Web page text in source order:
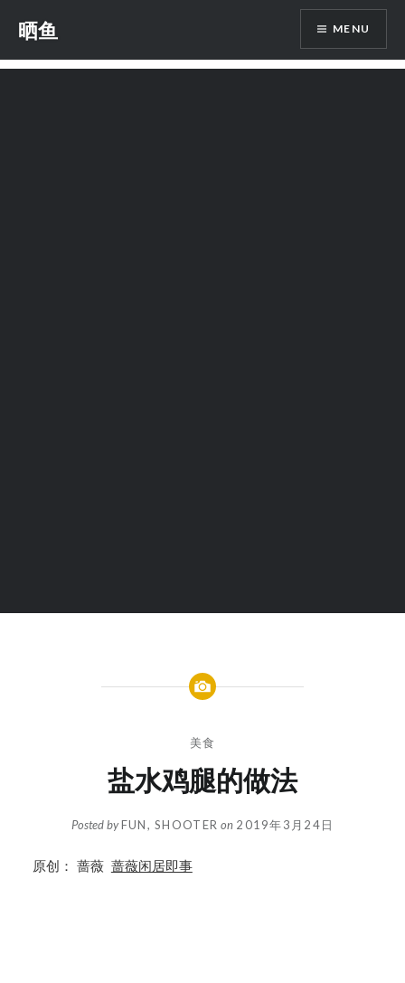
content
晒鱼 MENU
美食
盐水鸡腿的做法
Posted byFUN, SHOOTER on 2019年3月24日
原创： 蔷薇 蔷薇闲居即事